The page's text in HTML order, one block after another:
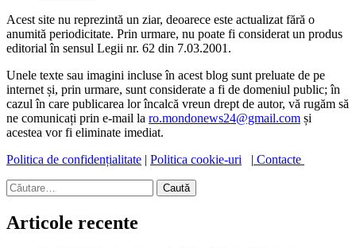
Acest site nu reprezintă un ziar, deoarece este actualizat fără o
anumită periodicitate. Prin urmare, nu poate fi considerat un produs
editorial în sensul Legii nr. 62 din 7.03.2001.
Unele texte sau imagini incluse în acest blog sunt preluate de pe
internet și, prin urmare, sunt considerate a fi de domeniul public; în
cazul în care publicarea lor încalcă vreun drept de autor, vă rugăm să
ne comunicați prin e-mail la ro.mondonews24@gmail.com și
acestea vor fi eliminate imediat.
Politica de confidențialitate | Politica cookie-uri | Contacte
Caută
după:
Articole recente